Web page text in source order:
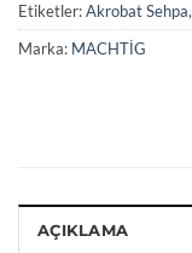
Etiketler:Akrobat Sehpa,
Marka: MACHTİG
AÇIKLAMA